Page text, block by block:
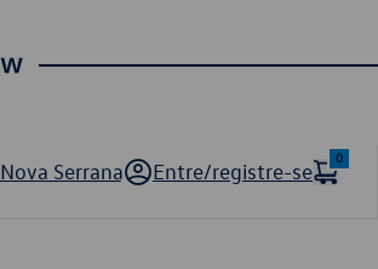
Nova Serrana Entre/registre-se
0